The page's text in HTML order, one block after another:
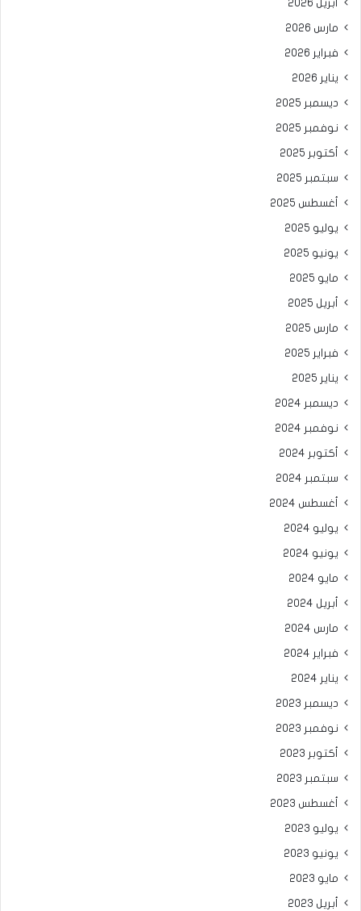
أبريل 2026
مارس 2026
فبراير 2026
يناير 2026
ديسمبر 2025
نوفمبر 2025
أكتوبر 2025
سبتمبر 2025
أغسطس 2025
يوليو 2025
يونيو 2025
مايو 2025
أبريل 2025
مارس 2025
فبراير 2025
يناير 2025
ديسمبر 2024
نوفمبر 2024
أكتوبر 2024
سبتمبر 2024
أغسطس 2024
يوليو 2024
يونيو 2024
مايو 2024
أبريل 2024
مارس 2024
فبراير 2024
يناير 2024
ديسمبر 2023
نوفمبر 2023
أكتوبر 2023
سبتمبر 2023
أغسطس 2023
يوليو 2023
يونيو 2023
مايو 2023
أبريل 2023